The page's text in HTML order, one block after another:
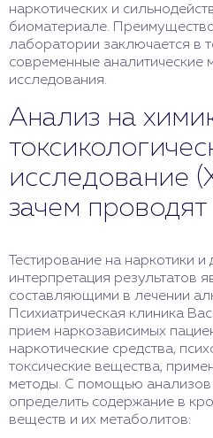
наркотических и
биоматериале.
лаборатории заключается в
современные аналитические
исследования.
Анализ на
исследование
зачем проводят
Тестирование на наркотики
интерпретация результатов
составляющими в лечении
Психиатрическая клиника
прием наркозависимых
наркотические средства,
токсические вещества,
методы. С помощью анализов
определить содержание в
веществ и их метаболитов: